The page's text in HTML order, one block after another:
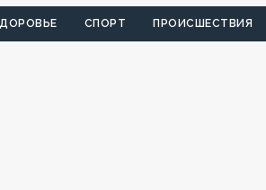
СПОРТ ПРОИСШЕСТВИЯ